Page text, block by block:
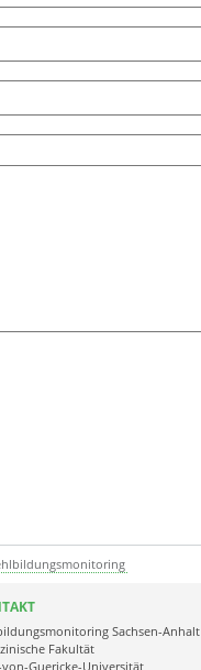
Sachsen-Anhalt
Fakultät
Guericke-Universität